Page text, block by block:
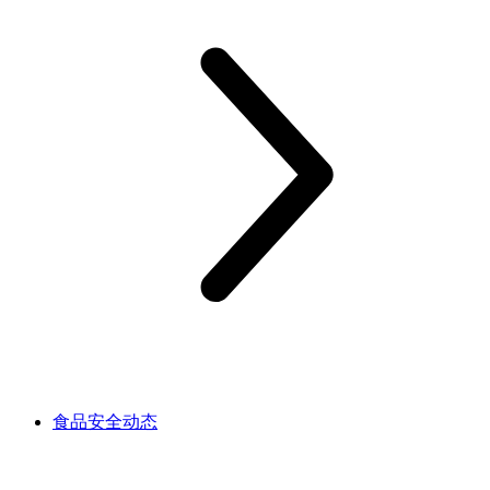
食品安全动态